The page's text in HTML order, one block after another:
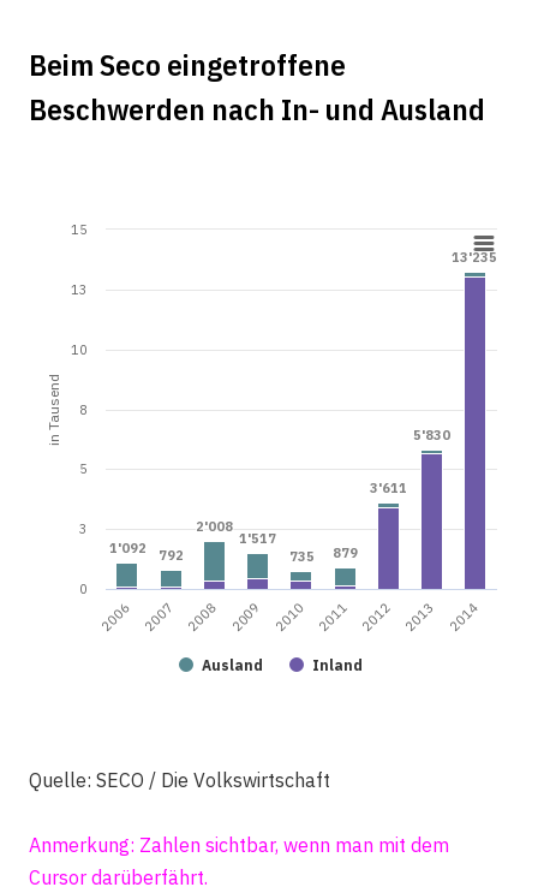
Beim Seco eingetroffene
Beschwerden nach In- und Ausland
in Tausend
1'092
1'092 792
792
2'008
2'008
1'517
1'517
735
735 879
879
3'611
3'611
5'830
5'830
13'235
13'235
Ausland Inland
2006 2007 2008 2009 2010 2011 2012 2013 2014
0
3
5
8
10
13
15
Quelle: SECO / Die Volkswirtschaft
Anmerkung: Zahlen sichtbar, wenn man mit dem
Cursor darüberfährt.